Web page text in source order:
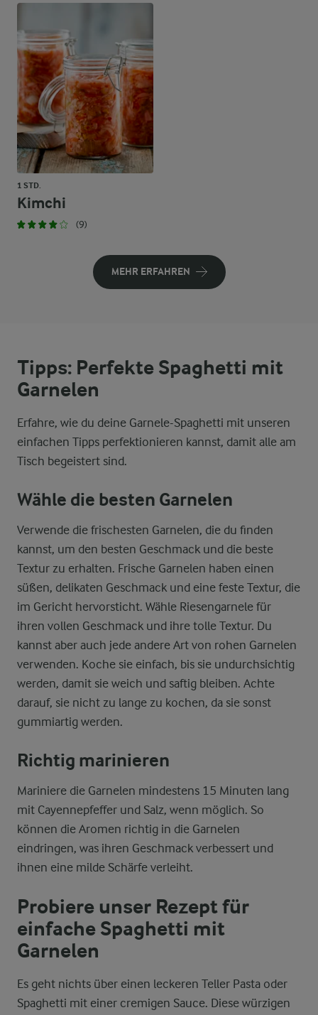
1 STD.
Kimchi
(9)
MEHR ERFAHREN
Tipps: Perfekte Spaghetti mit
Garnelen
Erfahre, wie du deine Garnele-Spaghetti mit unseren
einfachen Tipps perfektionieren kannst, damit alle am
Tisch begeistert sind.
Wähle die besten Garnelen
Verwende die frischesten Garnelen, die du finden
kannst, um den besten Geschmack und die beste
Textur zu erhalten. Frische Garnelen haben einen
süßen, delikaten Geschmack und eine feste Textur, die
im Gericht hervorsticht. Wähle Riesengarnele für
ihren vollen Geschmack und ihre tolle Textur. Du
kannst aber auch jede andere Art von rohen Garnelen
verwenden. Koche sie einfach, bis sie undurchsichtig
werden, damit sie weich und saftig bleiben. Achte
darauf, sie nicht zu lange zu kochen, da sie sonst
gummiartig werden.
Richtig marinieren
Mariniere die Garnelen mindestens 15 Minuten lang
mit Cayennepfeffer und Salz, wenn möglich. So
können die Aromen richtig in die Garnelen
eindringen, was ihren Geschmack verbessert und
ihnen eine milde Schärfe verleiht.
Probiere unser Rezept für
einfache Spaghetti mit
Garnelen
Es geht nichts über einen leckeren Teller Pasta oder
Spaghetti mit einer cremigen Sauce. Diese würzigen